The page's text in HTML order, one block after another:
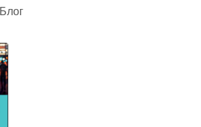
Блог